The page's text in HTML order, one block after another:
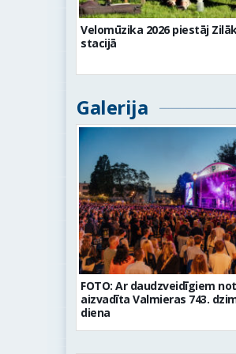
Velomūzika 2026 piestāj
stacijā
Galerija
FOTO: Ar daudzveidīgiem
aizvadīta Valmieras 743.
diena